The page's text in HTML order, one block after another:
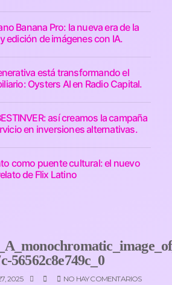
Banana Pro: la nueva era de la
edición de imágenes con IA.
está transformando el
Oysters AI en Radio Capital.
así creamos la campaña
en inversiones alternativas.
como puente cultural: el nuevo
de Flix Latino
56562c8e749c_0
2025 NO HAY COMENTARIOS